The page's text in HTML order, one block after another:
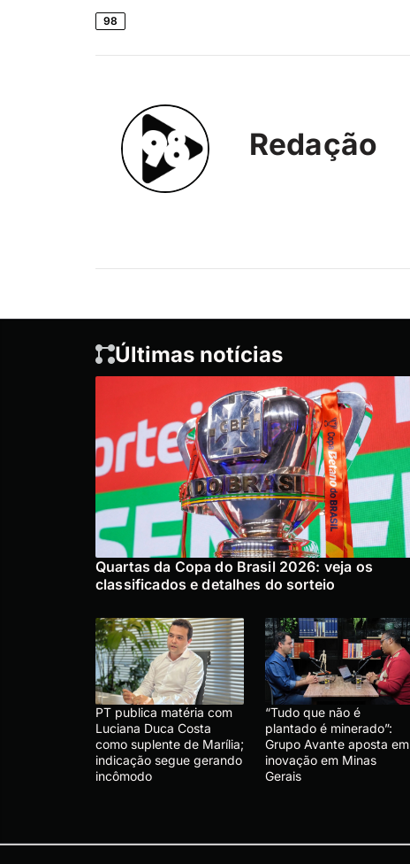
98
Redação
Últimas notícias
Quartas da Copa do Brasil 2026: veja os
classificados e detalhes do sorteio
PT publica matéria com
Luciana Duca Costa
como suplente de Marília;
indicação segue gerando
incômodo
“Tudo que não é
plantado é minerado”:
Grupo Avante aposta em
inovação em Minas
Gerais